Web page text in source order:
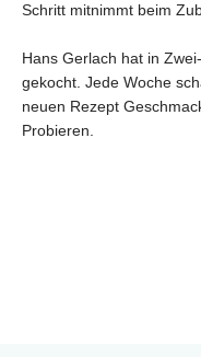
Schritt mitnimmt beim
Hans Gerlach hat in
gekocht. Jede Woche
neuen Rezept
Probieren.